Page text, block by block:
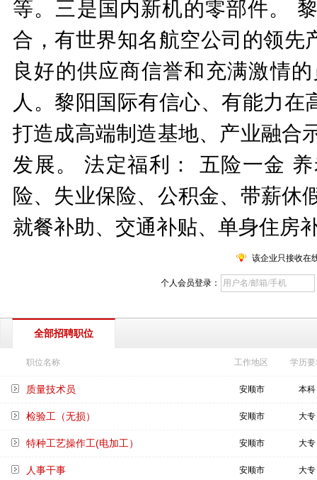
等。三是国内新机的零部件。
合，有世界知名航空公司的领先
良好的供应商信誉和充满激情
人。黎阳国际有信心、有能力
打造成高端制造基地、产业融合
发展。 法定福利： 五险一金
险、失业保险、公积金、带薪休
就餐补助、交通补贴、单身住房
该企业只接收在
个人会员登录：
全部招聘职位
职位名称 工作地区 学历
质量技术员 安顺市 本科
检验工（无损） 安顺市 大专
特种工艺操作工(电加工） 安顺市 大专
人事干事 安顺市 大专